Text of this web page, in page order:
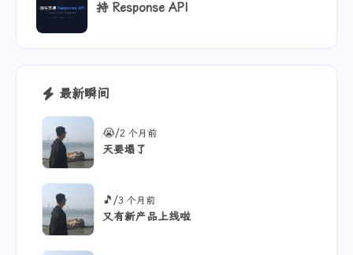
持 Response API
最新瞬间
😭/2 个月前
天要塌了
🎵/3 个月前
又有新产品上线啦